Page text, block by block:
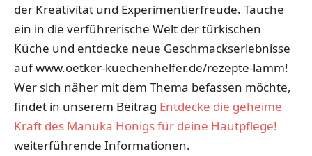
der Kreativität und Experimentierfreude. Tauche
ein in die verführerische Welt der türkischen
Küche und entdecke neue Geschmackserlebnisse
auf www.oetker-kuechenhelfer.de/rezepte-lamm!
Wer sich näher mit dem Thema befassen möchte,
findet in unserem Beitrag Entdecke die geheime
Kraft des Manuka Honigs für deine Hautpflege!
weiterführende Informationen.